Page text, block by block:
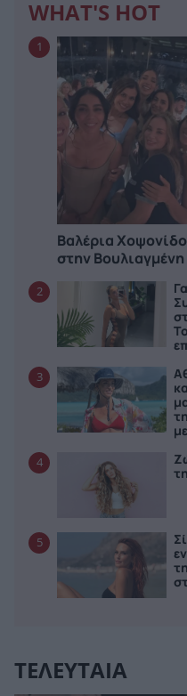
WHAT'S HOT
1
Βαλέρια
στην Βουλιαγμένη
2
3
4
5
ΤΕΛΕΥΤΑΙΑ